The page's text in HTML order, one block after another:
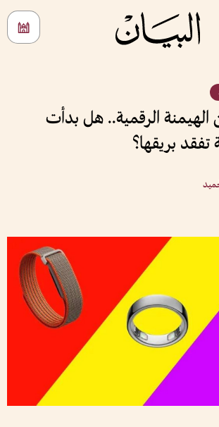
الرقمية.. هل بدأت
تفقد بريقها؟